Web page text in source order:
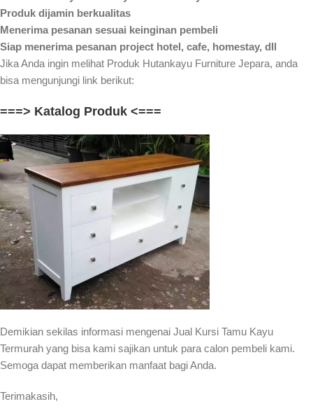
Produk dijamin berkualitas
Menerima pesanan sesuai keinginan pembeli
Siap menerima pesanan project hotel, cafe, homestay, dll
Jika Anda ingin melihat Produk Hutankayu Furniture Jepara, anda
bisa mengunjungi link berikut:
===> Katalog Produk <===
Demikian sekilas informasi mengenai Jual Kursi Tamu Kayu
Termurah yang bisa kami sajikan untuk para calon pembeli kami.
Semoga dapat memberikan manfaat bagi Anda.
Terimakasih,